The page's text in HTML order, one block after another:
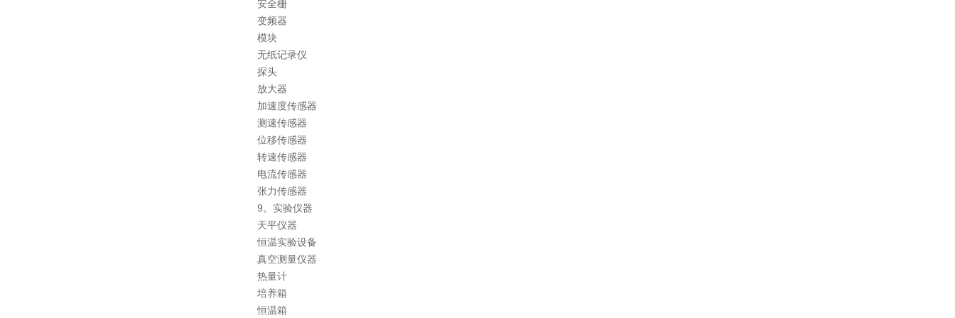
安全栅
变频器
模块
无纸记录仪
探头
放大器
加速度传感器
测速传感器
位移传感器
转速传感器
电流传感器
张力传感器
9。实验仪器
天平仪器
恒温实验设备
真空测量仪器
热量计
培养箱
恒温箱